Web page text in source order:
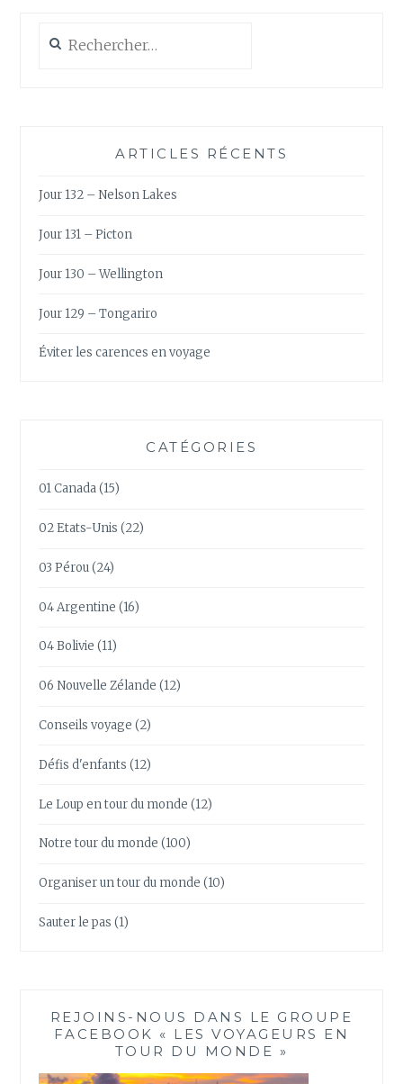
ARTICLES RÉCENTS
Jour 132 – Nelson Lakes
Jour 131 – Picton
Jour 130 – Wellington
Jour 129 – Tongariro
Éviter les carences en voyage
CATÉGORIES
01 Canada(15)
02 Etats-Unis (22)
03 Pérou(24)
04 Argentine (16)
04 Bolivie (11)
06 Nouvelle Zélande (12)
Conseils voyage (2)
Défis d'enfants (12)
Le Loup en tour du monde (12)
Notre tour du monde (100)
Organiser un tour du monde (10)
Sauter le pas (1)
REJOINS-NOUS DANS LE GROUPE
FACEBOOK « LES VOYAGEURS EN
TOUR DU MONDE »